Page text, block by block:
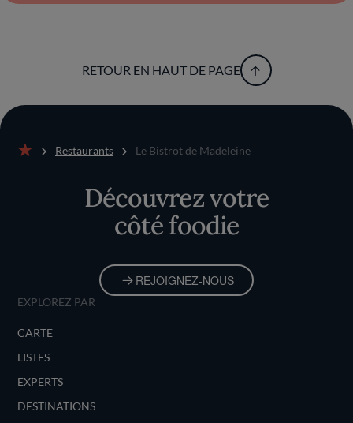
RETOUR EN HAUT DE PAGE
Restaurants Le Bistrot de Madeleine
Découvrez votre
côté foodie
REJOIGNEZ-NOUS
EXPLOREZ PAR
CARTE
LISTES
EXPERTS
DESTINATIONS